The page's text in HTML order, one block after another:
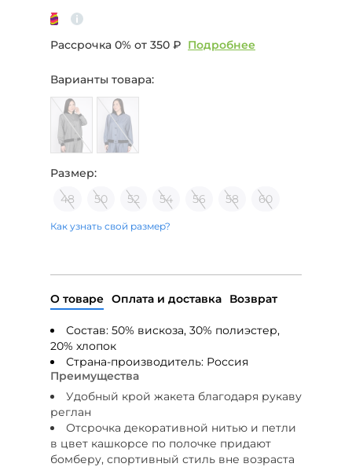
Рассрочка 0% от 350 ₽ Подробнее
Варианты товара:
Размер:
48
50 52 54 56 58 60
Как узнать свой размер?
О товаре Оплата и доставка Возврат
Состав: 50% вискоза, 30% полиэстер,
20% хлопок
Страна-производитель: Россия
Преимущества
Удобный крой жакета благодаря рукаву
реглан
Отсрочка декоративной нитью и петли
в цвет кашкорсе по полочке придают
бомберу, спортивный стиль вне возраста